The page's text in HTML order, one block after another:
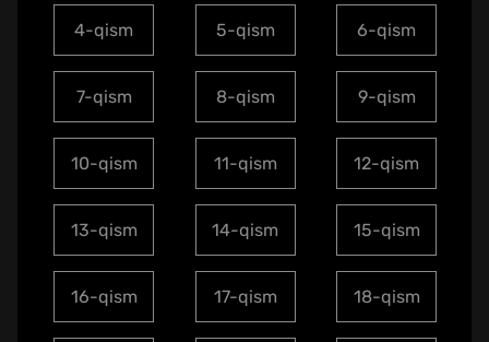
4-qism 5-qism 6-qism
7-qism 8-qism 9-qism
10-qism 11-qism 12-qism
13-qism 14-qism 15-qism
16-qism 17-qism 18-qism